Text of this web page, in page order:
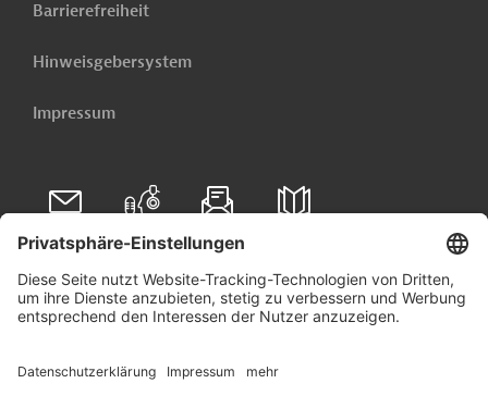
Barrierefreiheit
Hinweisgebersystem
Impressum
Folgen Sie uns auf
Linkedin